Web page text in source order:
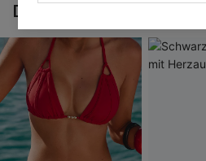
DAS KÖNNTE IHNEN